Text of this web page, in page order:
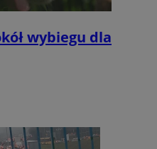
wybiegu dla